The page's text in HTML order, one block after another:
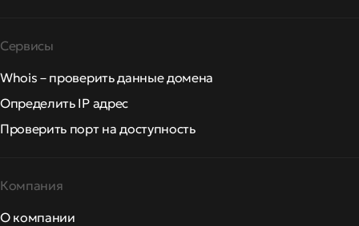
Сервисы
Whois – проверить данные домена
Определить IP адрес
Проверить порт на доступность
Компания
О компании